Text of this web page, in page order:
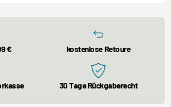
€ kostenlose Retoure
30 Tage Rückgaberecht